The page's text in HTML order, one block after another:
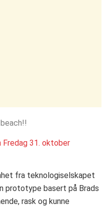
Fredag 31. oktober
fra teknologiselskapet
prototype basert på Brads
rask og kunne